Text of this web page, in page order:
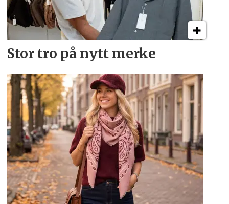
Stor tro på nytt merke